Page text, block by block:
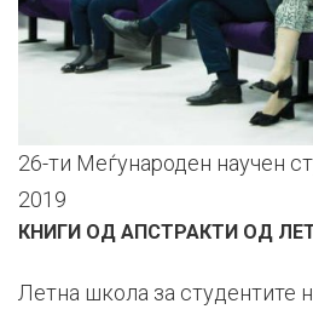
26-ти Меѓународен научен
2019
КНИГИ ОД АПСТРАКТИ ОД
Летна школа за студентите